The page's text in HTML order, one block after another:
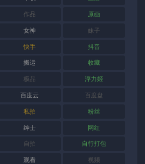
作品 原画
女神 妹子
快手 抖音
搬运 收藏
极品 浮力姬
百度云 百度盘
私拍 粉丝
绅士 网红
自拍 自行打包
观看 视频